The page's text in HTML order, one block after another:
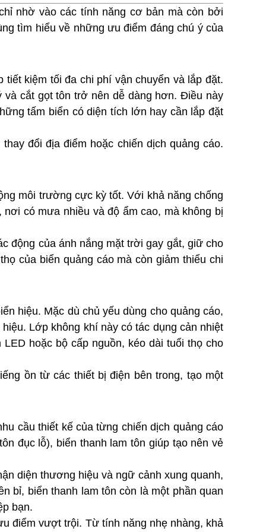
nhờ vào các tính năng cơ bản mà còn bởi
tìm hiểu về những ưu điểm đáng chú ý của
kiệm tối đa chi phí vận chuyển và lắp đặt.
cắt gọt tôn trở nên dễ dàng hơn. Điều này
tấm biển có diện tích lớn hay cần lắp đặt
đổi địa điểm hoặc chiến dịch quảng cáo.
môi trường cực kỳ tốt. Với khả năng chống
có mưa nhiều và độ ẩm cao, mà không bị
động của ánh nắng mặt trời gay gắt, giữ cho
của biển quảng cáo mà còn giảm thiểu chi
hiệu. Mặc dù chủ yếu dùng cho quảng cáo,
Lớp không khí này có tác dụng cản nhiệt
hoặc bộ cấp nguồn, kéo dài tuổi thọ cho
ồn từ các thiết bị điện bên trong, tạo một
cầu thiết kế của từng chiến dịch quảng cáo
đục lỗ), biển thanh lam tôn giúp tạo nên vẻ
diện thương hiệu và ngữ cảnh xung quanh,
bỉ, biển thanh lam tôn còn là một phần quan
bạn.
điểm vượt trội. Từ tính năng nhẹ nhàng, khả